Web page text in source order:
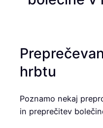
hrbtu
Poznamo nekaj
in preprečitev